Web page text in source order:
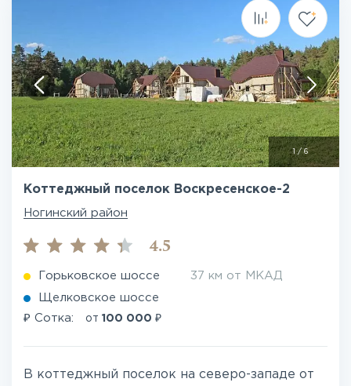
1 /6
Коттеджный поселок Воскресенское-2
Ногинский район
4.5
Горьковское шоссе 37 км от МКАД
Щелковское шоссе
₽ Сотка: от 100 000 ₽
В коттеджный поселок на северо-западе от